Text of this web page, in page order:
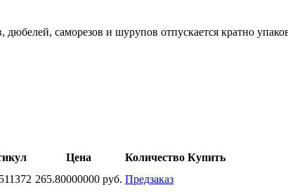
саморезов и шурупов отпускается кратно
Цена Количество Купить
265.80000000 руб. Предзаказ